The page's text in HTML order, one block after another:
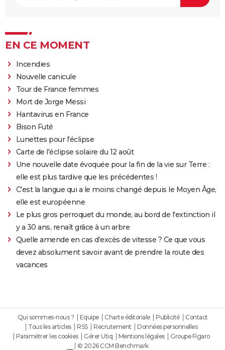
EN CE MOMENT
Incendies
Nouvelle canicule
Tour de France femmes
Mort de Jorge Messi
Hantavirus en France
Bison Futé
Lunettes pour l'éclipse
Carte de l'éclipse solaire du 12 août
Une nouvelle date évoquée pour la fin de la vie sur Terre :
elle est plus tardive que les précédentes !
C'est la langue qui a le moins changé depuis le Moyen Âge,
elle est européenne
Le plus gros perroquet du monde, au bord de l'extinction il
y a 30 ans, renaît grâce à un arbre
Quelle amende en cas d'excès de vitesse ? Ce que vous
devez absolument savoir avant de prendre la route des
vacances
Qui sommes-nous ? Equipe Charte éditoriale Publicité
Contact
Tous les articles
RSS Recrutement
Données personnelles
Paramétrer les cookies
Gérer Utiq Mentions légales
Groupe Figaro
© 2026 CCM Benchmark